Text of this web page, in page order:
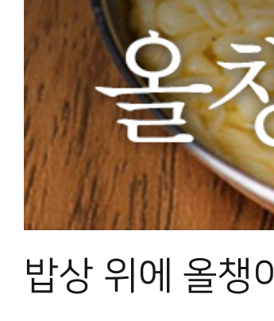
밥상 위에 올챙이